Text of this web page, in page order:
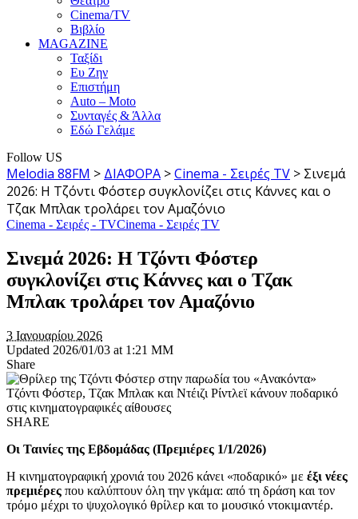
Cinema/TV
Βιβλίο
MAGAZINE
Ταξίδι
Ευ Ζην
Επιστήμη
Auto – Moto
Συνταγές & Άλλα
Εδώ Γελάμε
Follow US
Melodia 88FM > ΔΙΑΦΟΡΑ >Cinema - Σειρές TV > Σινεμά
2026: Η Τζόντι Φόστερ συγκλονίζει στις Κάννες και ο
Τζακ Μπλακ τρολάρει τον Αμαζόνιο
Cinema - Σειρές - TVCinema - Σειρές TV
Σινεμά 2026: Η Τζόντι Φόστερ
συγκλονίζει στις Κάννες και ο Τζακ
Μπλακ τρολάρει τον Αμαζόνιο
3 Ιανουαρίου 2026
Updated 2026/01/03 at 1:21 ΜΜ
Share
Τζόντι Φόστερ, Τζακ Μπλακ και Ντέιζι Ρίντλεϊ κάνουν ποδαρικό
στις κινηματογραφικές αίθουσες
SHARE
Οι Ταινίες της Εβδομάδας (Πρεμιέρες 1/1/2026)
Η κινηματογραφική χρονιά του 2026 κάνει «ποδαρικό» με έξι νέες
πρεμιέρες που καλύπτουν όλη την γκάμα: από τη δράση και τον
τρόμο μέχρι το ψυχολογικό θρίλερ και το μουσικό ντοκιμαντέρ.